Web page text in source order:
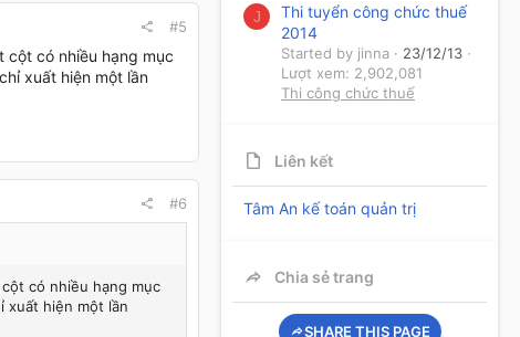
#5
cột có nhiều hạng mục
xuất hiện một lần
#6
có nhiều hạng mục
xuất hiện một lần
J
Thi tuyển công chức thuế
2014
Started by jinna
23/12/13
Lượt xem: 2,902,081
Thi công chức thuế
Liên kết
Tâm An kế toán quản trị
Chia sẻ trang
SHARE THIS PAGE